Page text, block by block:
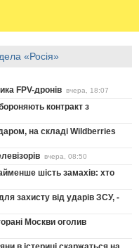
«Росія»
FPV-дронів вчера, 18:07
контракт з
на складі Wildberries
вчера, 08:50
шість замахів: хто
захисту від ударів ЗСУ, -
Москви оголив